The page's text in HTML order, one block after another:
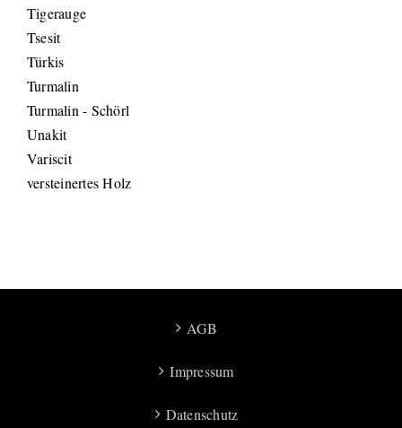
Tigerauge
Tsesit
Türkis
Turmalin
Turmalin - Schörl
Unakit
Variscit
versteinertes Holz
AGB
Impressum
Datenschutz